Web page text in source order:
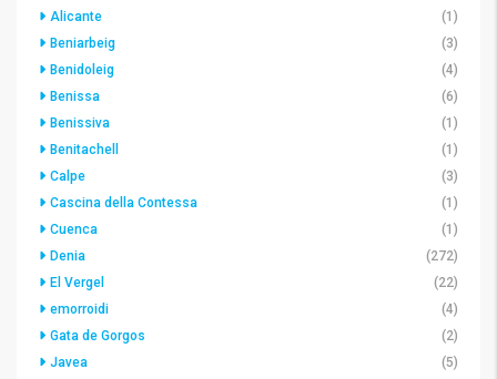
Alicante
(1)
Beniarbeig
(3)
Benidoleig
(4)
Benissa
(6)
Benissiva
(1)
Benitachell
(1)
Calpe
(3)
Cascina della Contessa
(1)
Cuenca
(1)
Denia
(272)
El Vergel
(22)
emorroidi
(4)
Gata de Gorgos
(2)
Javea
(5)